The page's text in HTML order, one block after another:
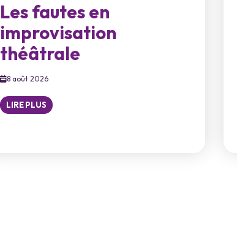
Les fautes en
improvisation
théâtrale
8 août 2026
LIRE PLUS